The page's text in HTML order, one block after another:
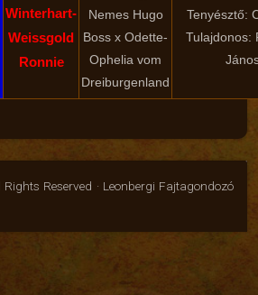
Winterhart-
Weissgold
Ronnie
Nemes Hugo
Boss x Odette-
Ophelia vom
Dreiburgenland
Tenyésztő:
Tulajdonos:
Reserved · Leonbergi Fajtagondozó